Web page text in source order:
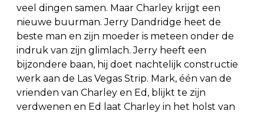
veel dingen samen. Maar Charley krijgt een
nieuwe buurman. Jerry Dandridge heet de
beste man en zijn moeder is meteen onder de
indruk van zijn glimlach. Jerry heeft een
bijzondere baan, hij doet nachtelijk constructie
werk aan de Las Vegas Strip. Mark, één van de
vrienden van Charley en Ed, blijkt te zijn
verdwenen en Ed laat Charley in het holst van